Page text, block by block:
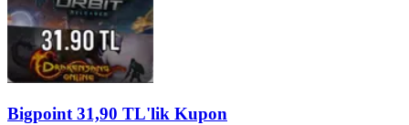
Bigpoint 31,90 TL'lik Kupon